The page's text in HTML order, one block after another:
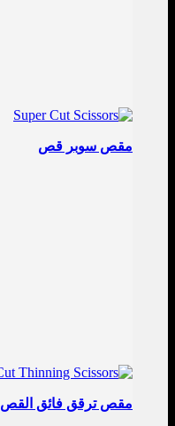
مقص سوبر قص
مقص ترقق فائق القص